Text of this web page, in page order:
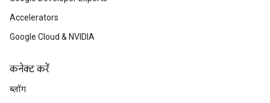
Accelerators
Google Cloud & NVIDIA
कनेक्ट करें
ब्लॉग